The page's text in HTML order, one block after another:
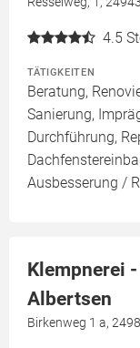
4.5
TÄTIGKEITEN
Beratung,
Sanierung,
Durchführung,
Ausbesserung /
Klempnerei
Albertsen
Birkenweg 1 a,